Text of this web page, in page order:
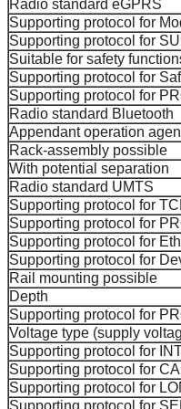
Radio standard eGPRS
Supporting protocol for
Supporting protocol for
Suitable for safety
Supporting protocol for
Supporting protocol for
Radio standard Bluetooth
Appendant operation
Rack-assembly possible
With potential separation
Radio standard UMTS
Supporting protocol for
Supporting protocol for
Supporting protocol for
Supporting protocol for
Rail mounting possible
Depth
Supporting protocol for
Voltage type (supply
Supporting protocol for
Supporting protocol for
Supporting protocol for